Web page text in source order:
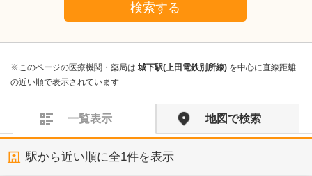
検索する
※このページの医療機関・薬局は 城下駅(上田電鉄別所線) を中心に直線距離
の近い順で表示されています
一覧表示 地図で検索
駅から近い順に全1件を表示